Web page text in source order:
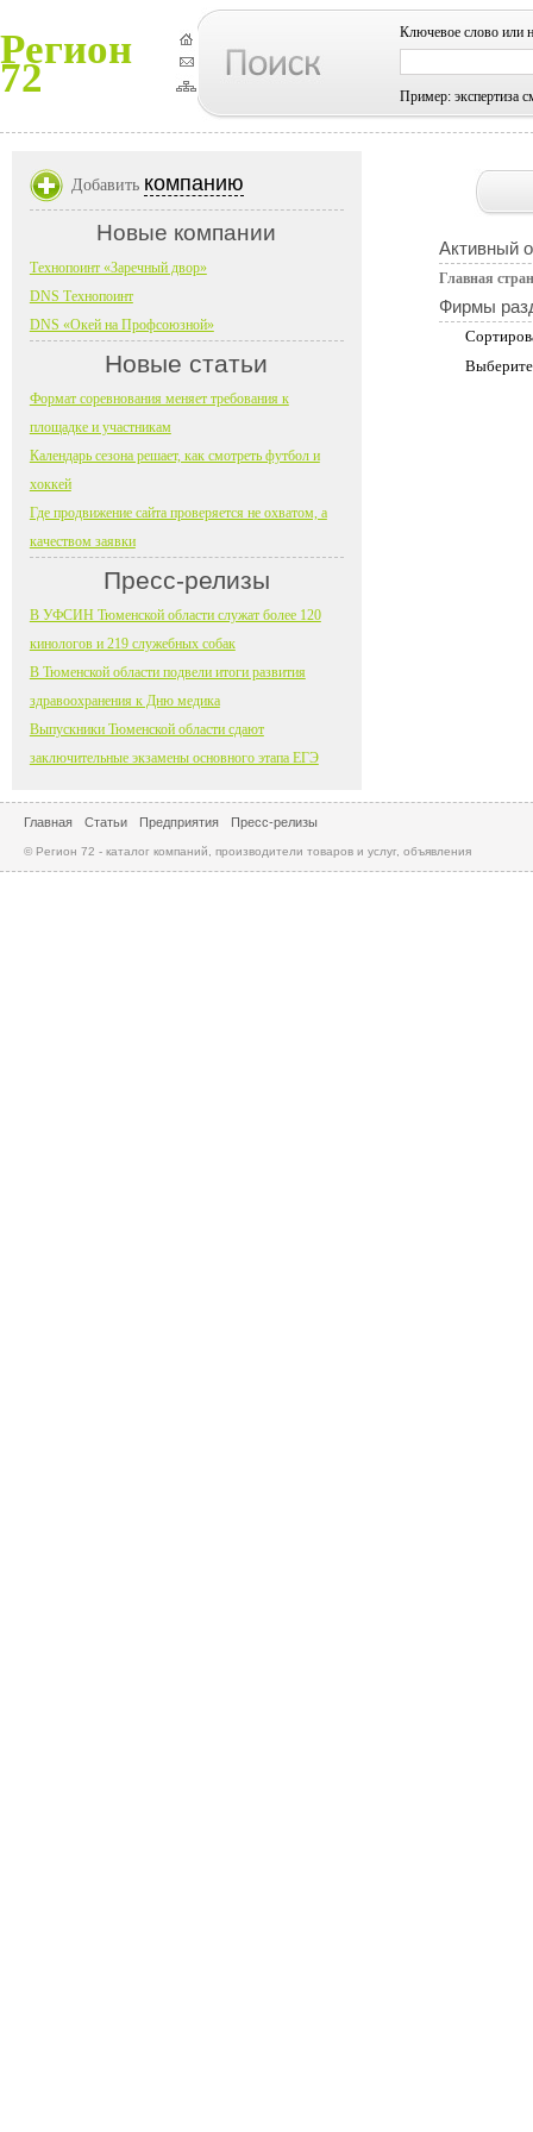
Регион
72
Ключевое слово или
Пример: экспертиза
Активный
Главная
Фирмы
Добавить компанию
Новые компании
Технопоинт «Заречный двор»
DNS Технопоинт
DNS «Окей на Профсоюзной»
Новые статьи
Формат соревнования меняет требования к
площадке и участникам
Календарь сезона решает, как смотреть футбол и
хоккей
Где продвижение сайта проверяется не охватом, а
качеством заявки
Пресс-релизы
В УФСИН Тюменской области служат более 120
кинологов и 219 служебных собак
В Тюменской области подвели итоги развития
здравоохранения к Дню медика
Выпускники Тюменской области сдают
заключительные экзамены основного этапа ЕГЭ
Главная Статьи Предприятия Пресс-релизы
© Регион 72 - каталог компаний, производители товаров и услуг, объявления